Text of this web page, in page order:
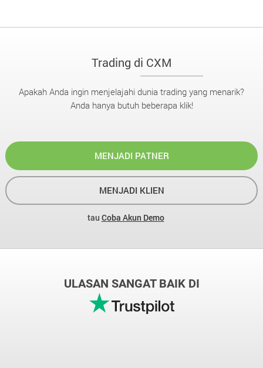
Trading di CXM
Apakah Anda ingin menjelajahi dunia trading yang menarik?
Anda hanya butuh beberapa klik!
MENJADI PATNER
MENJADI KLIEN
tau Coba Akun Demo
ULASAN SANGAT BAIK DI